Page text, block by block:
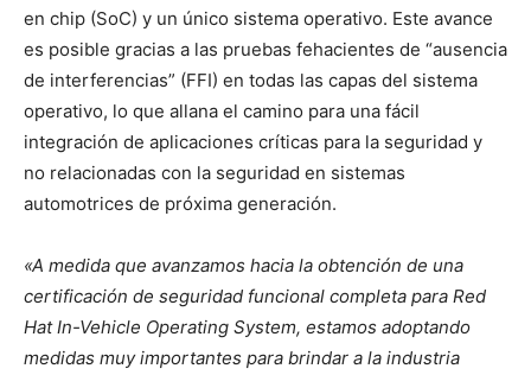
en chip (SoC) y un único sistema operativo. Este avance
es posible gracias a las pruebas fehacientes de “ausencia
de interferencias” (FFI) en todas las capas del sistema
operativo, lo que allana el camino para una fácil
integración de aplicaciones críticas para la seguridad y
no relacionadas con la seguridad en sistemas
automotrices de próxima generación.
«A medida que avanzamos hacia la obtención de una
certificación de seguridad funcional completa para Red
Hat In-Vehicle Operating System, estamos adoptando
medidas muy importantes para brindar a la industria